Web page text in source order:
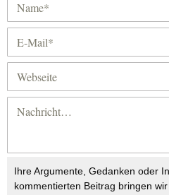
Ihre Argumente, Gedanken oder
kommentierten Beitrag bringen